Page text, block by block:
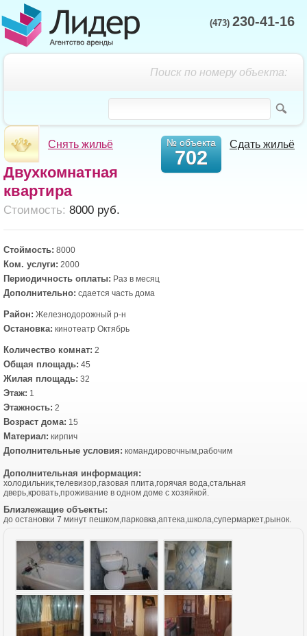
(473) 230-41-16
Поиск по номеру объекта:
Снять жильё Сдать жильё
№ объекта
702
Двухкомнатная
квартира
Cтоимость: 8000 руб.
Стоймость: 8000
Ком. услуги: 2000
Периодичность оплаты: Раз в месяц
Дополнительно: сдается часть дома
Район: Железнодорожный р-н
Остановка: кинотеатр Октябрь
Количество комнат: 2
Общая площадь: 45
Жилая площадь: 32
Этаж: 1
Этажность: 2
Возраст дома: 15
Материал: кирпич
Дополнительные условия: командировочным,рабочим
Дополнительная информация:
холодильник,телевизор,газовая плита,горячая вода,стальная
дверь,кровать,проживание в одном доме с хозяйкой.
Близлежащие объекты:
до остановки 7 минут пешком,парковка,аптека,школа,супермаркет,рынок.